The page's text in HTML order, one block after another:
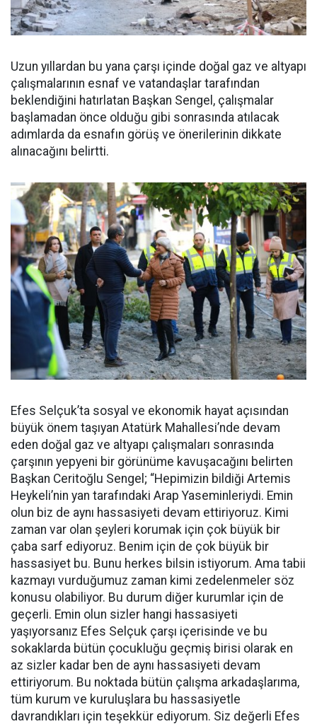
Uzun yıllardan bu yana çarşı içinde doğal gaz ve altyapı
çalışmalarının esnaf ve vatandaşlar tarafından
beklendiğini hatırlatan Başkan Sengel, çalışmalar
başlamadan önce olduğu gibi sonrasında atılacak
adımlarda da esnafın görüş ve önerilerinin dikkate
alınacağını belirtti.
Efes Selçuk’ta sosyal ve ekonomik hayat açısından
büyük önem taşıyan Atatürk Mahallesi’nde devam
eden doğal gaz ve altyapı çalışmaları sonrasında
çarşının yepyeni bir görünüme kavuşacağını belirten
Başkan Ceritoğlu Sengel; “Hepimizin bildiği Artemis
Heykeli’nin yan tarafındaki Arap Yaseminleriydi. Emin
olun biz de aynı hassasiyeti devam ettiriyoruz. Kimi
zaman var olan şeyleri korumak için çok büyük bir
çaba sarf ediyoruz. Benim için de çok büyük bir
hassasiyet bu. Bunu herkes bilsin istiyorum. Ama tabii
kazmayı vurduğumuz zaman kimi zedelenmeler söz
konusu olabiliyor. Bu durum diğer kurumlar için de
geçerli. Emin olun sizler hangi hassasiyeti
yaşıyorsanız Efes Selçuk çarşı içerisinde ve bu
sokaklarda bütün çocukluğu geçmiş birisi olarak en
az sizler kadar ben de aynı hassasiyeti devam
ettiriyorum. Bu noktada bütün çalışma arkadaşlarıma,
tüm kurum ve kuruluşlara bu hassasiyetle
davrandıkları için teşekkür ediyorum. Siz değerli Efes